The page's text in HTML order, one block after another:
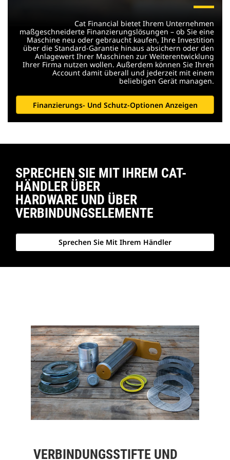
Cat Financial bietet Ihrem Unternehmen
maßgeschneiderte Finanzierungslösungen – ob Sie eine
Maschine neu oder gebraucht kaufen, Ihre Investition
über die Standard-Garantie hinaus absichern oder den
Anlagewert Ihrer Maschinen zur Weiterentwicklung
Ihrer Firma nutzen wollen. Außerdem können Sie Ihren
Account damit überall und jederzeit mit einem
beliebigen Gerät managen.
Finanzierungs- Und Schutz-Optionen Anzeigen
SPRECHEN SIE MIT IHREM CAT-
HÄNDLER ÜBER
HARDWARE UND ÜBER
VERBINDUNGSELEMENTE
Sprechen Sie Mit Ihrem Händler
VERBINDUNGSSTIFTE UND